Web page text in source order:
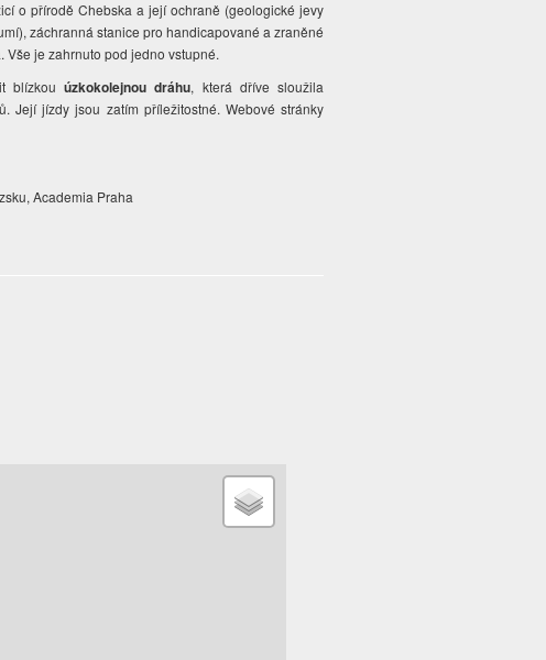
o přírodě Chebska a její ochraně (geologické jevy
záchranná stanice pro handicapované a zraněné
je zahrnuto pod jedno vstupné.
blízkouúzkokolejnou dráhu, která dříve sloužila
Její jízdy jsou zatím příležitostné. Webové stránky
Academia Praha